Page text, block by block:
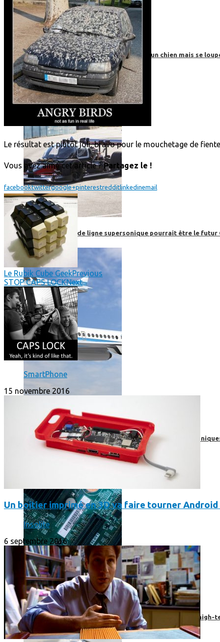
Roborace : une voiture autonome évite un chien mais se
Boom, cet avion de ligne supersonique pourrait être le futur
High-Tech
Les circuits imprimés, le coeur de nos appareils
Prendre une extension de garantie pour vos appareils high-
Le résultat est plutôt joli, bravo pour le mouchetage de
Vous avez aimé cet article ?Partagez le !
facebooktwittergoogle+pinterestredditlinkedinemail
Le Rubik Cube GeekPrevious
STOP CAPS LOCKNext
SmartPhone
15 novembre 2016
Un boîtier imprimé en 3D va faire tourner
Insolite
6 septembre 2016